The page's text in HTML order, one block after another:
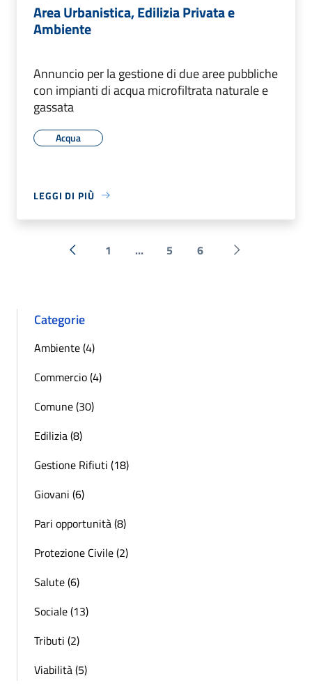
Area Urbanistica, Edilizia Privata e
Ambiente
Annuncio per la gestione di due aree pubbliche
con impianti di acqua microfiltrata naturale e
gassata
Acqua
LEGGI DI PIÙ
« Precedente
1 ... 5 6 Successiva »
Categorie
Ambiente (4)
Commercio (4)
Comune (30)
Edilizia (8)
Gestione Rifiuti (18)
Giovani (6)
Pari opportunità (8)
Protezione Civile (2)
Salute (6)
Sociale (13)
Tributi (2)
Viabilità (5)